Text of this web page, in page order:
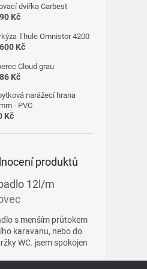
dvířka Carbest
Kč
Thule Omnistor 4200
Kč
Cloud grau
Kč
narážecí hrana
- PVC
Kč
produktů
12l/m
je 5 z 5 hvězdiček.
s menším průtokem
karavanu, nebo do
WC. jsem spokojen